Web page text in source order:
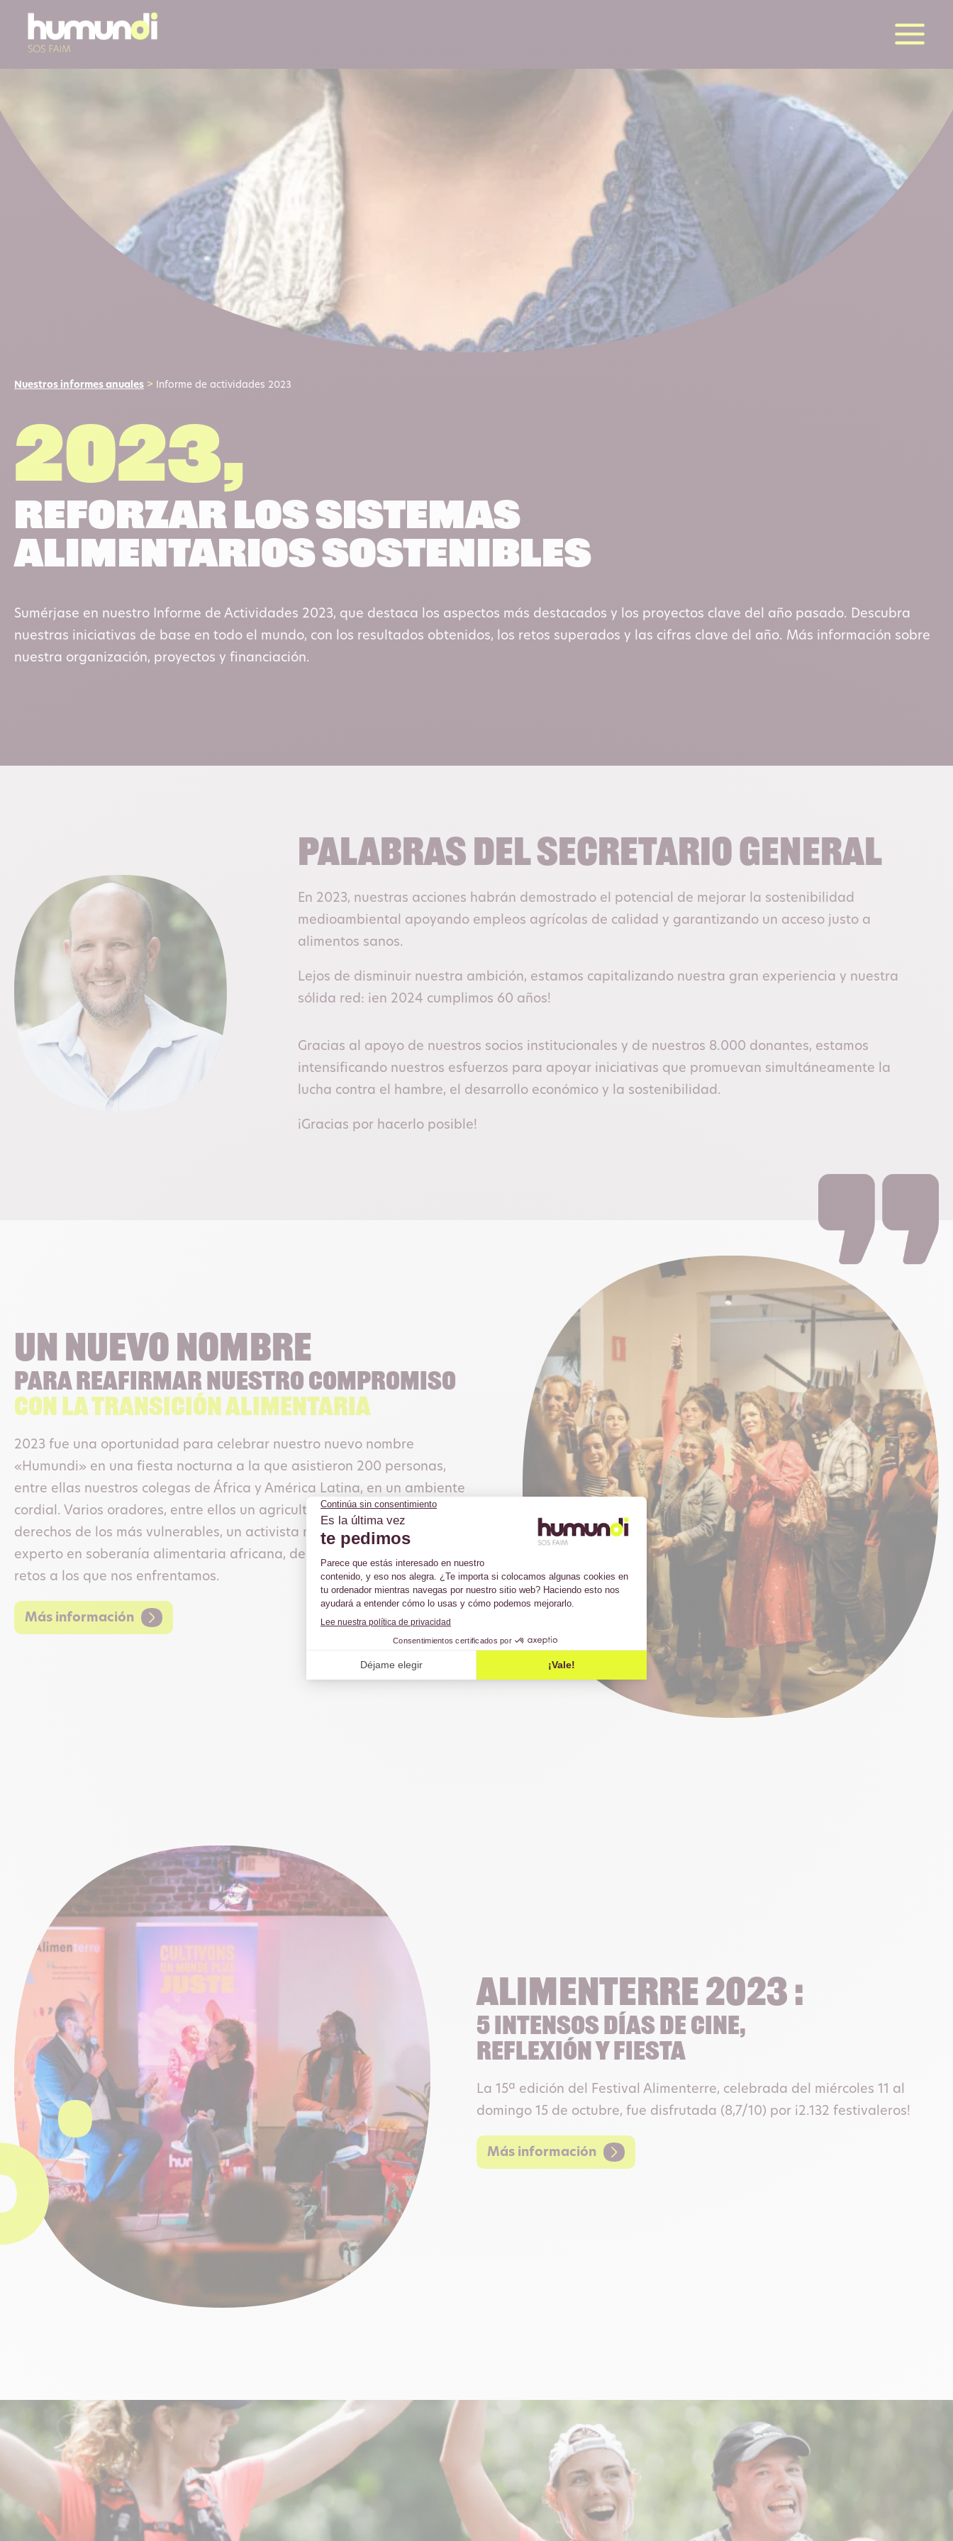
Nuestros informes anuales > Informe de actividades 2023
2023,
reforzar los sistemas
alimentarios sostenibles
Sumérjase en nuestro Informe de Actividades 2023, que destaca los aspectos más destacados y los proyectos clave del año pasado. Descubra
nuestras iniciativas de base en todo el mundo, con los resultados obtenidos, los retos superados y las cifras clave del año. Más información sobre
nuestra organización, proyectos y financiación.
Palabras del Secretario General
En 2023, nuestras acciones habrán demostrado el potencial de mejorar la sostenibilidad
medioambiental apoyando empleos agrícolas de calidad y garantizando un acceso justo a
alimentos sanos.
Lejos de disminuir nuestra ambición, estamos capitalizando nuestra gran experiencia y nuestra
sólida red: ¡en 2024 cumplimos 60 años!
Gracias al apoyo de nuestros socios institucionales y de nuestros 8.000 donantes, estamos
intensificando nuestros esfuerzos para apoyar iniciativas que promuevan simultáneamente la
lucha contra el hambre, el desarrollo económico y la sostenibilidad.
¡Gracias por hacerlo posible!
Un nuevo nombre
para reafirmar nuestro compromiso
con la transición alimentaria
2023 fue una oportunidad para celebrar nuestro nuevo nombre
«Humundi» en una fiesta nocturna a la que asistieron 200 personas,
entre ellas nuestros colegas de África y América Latina, en un ambiente
cordial. Varios oradores, entre ellos un agricultor, un defensor de los
derechos de los más vulnerables, un activista medioambiental y un
experto en soberanía alimentaria africana, debatieron sobre los grandes
retos a los que nos enfrentamos.
Más información
Alimenterre 2023 :
5 intensos días de cine,
reflexión y fiesta
La 15ª edición del Festival Alimenterre, celebrada del miércoles 11 al
domingo 15 de octubre, fue disfrutada (8,7/10) por ¡2.132 festivaleros!
Más información